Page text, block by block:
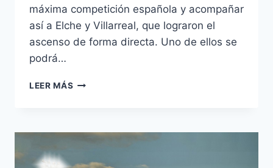
máxima competición española y acompañar
así a Elche y Villarreal, que lograron el
ascenso de forma directa. Uno de ellos se
podrá…
LEER MÁS FÚTBOL
DE